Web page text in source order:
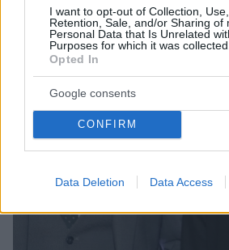
I want to opt-out of Collection, Use,
Retention, Sale, and/or Sharing of
Personal Data that Is Unrelated
Purposes for which it was collected.
Opted In
Google consents
CONFIRM
Data Deletion Data Access